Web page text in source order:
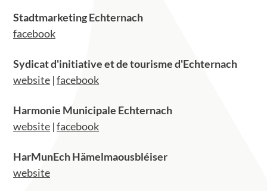
Stadtmarketing Echternach
facebook
Sydicat d'initiative et de tourisme d'Echternach
website |facebook
Harmonie Municipale Echternach
website |facebook
HarMunEch Hämelmaousbléiser
website